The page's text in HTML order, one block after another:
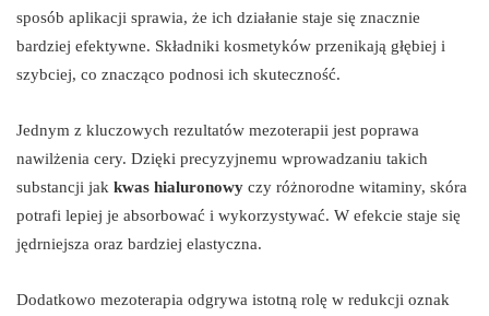
sposób aplikacji sprawia, że ich działanie staje się znacznie
bardziej efektywne. Składniki kosmetyków przenikają głębiej i
szybciej, co znacząco podnosi ich skuteczność.
Jednym z kluczowych rezultatów mezoterapii jest poprawa
nawilżenia cery. Dzięki precyzyjnemu wprowadzaniu takich
substancji jak kwas hialuronowy czy różnorodne witaminy, skóra
potrafi lepiej je absorbować i wykorzystywać. W efekcie staje się
jędrniejsza oraz bardziej elastyczna.
Dodatkowo mezoterapia odgrywa istotną rolę w redukcji oznak